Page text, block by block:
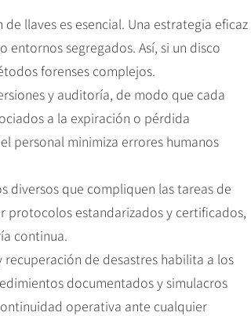
llaves es esencial. Una estrategia eficaz
segregados. Así, si un disco
forenses complejos.
y auditoría, de modo que cada
a la expiración o pérdida
personal minimiza errores humanos
diversos que compliquen las tareas de
protocolos estandarizados y certificados,
continua.
de desastres habilita a los
documentados y simulacros
operativa ante cualquier